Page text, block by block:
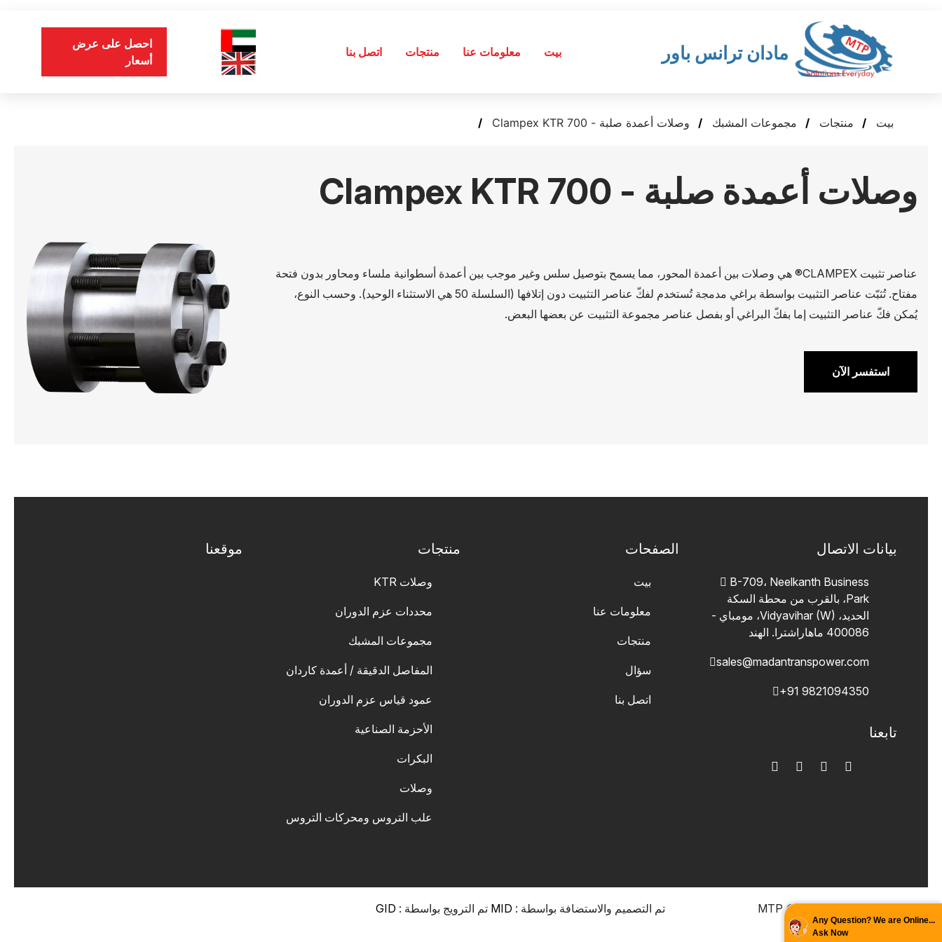
Any Question? We are Online...
Ask Now
مادان ترانس باور بيت معلومات عنا منتجات اتصل بنا
احصل على عرض
أسعار
بيت منتجات مجموعات المشبك وصلات أعمدة صلبة - Clampex KTR 700
وصلات أعمدة صلبة - Clampex KTR 700
عناصر تثبيت CLAMPEX® هي وصلات بين أعمدة المحور، مما يسمح بتوصيل سلس وغير موجب بين أعمدة أسطوانية ملساء ومحاور بدون فتحة
مفتاح. تُثبّت عناصر التثبيت بواسطة براغي مدمجة تُستخدم لفكّ عناصر التثبيت دون إتلافها (السلسلة 50 هي الاستثناء الوحيد). وحسب النوع،
يُمكن فكّ عناصر التثبيت إما بفكّ البراغي أو بفصل عناصر مجموعة التثبيت عن بعضها البعض.
استفسر الآن
بيانات الاتصال
B-709، Neelkanth Business
Park، بالقرب من محطة السكة
الحديد، Vidyavihar (W)، مومباي -
400086 ماهاراشترا. الهند
sales@madantranspower.com
+91 9821094350
تابعنا
الصفحات
بيت
معلومات عنا
منتجات
سؤال
اتصل بنا
منتجات
وصلات KTR
محددات عزم الدوران
مجموعات المشبك
المفاصل الدقيقة / أعمدة كاردان
عمود قياس عزم الدوران
الأحزمة الصناعية
البكرات
وصلات
علب التروس ومحركات التروس
موقعنا
جميع الحقوق محفوظة © MTP
2024
تم التصميم والاستضافة بواسطة : MID تم الترويج بواسطة : GID